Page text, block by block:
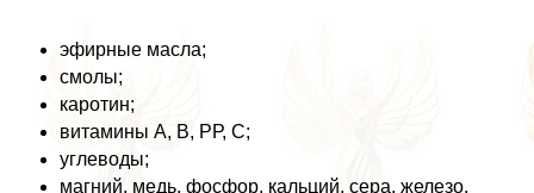
эфирные масла;
смолы;
каротин;
витамины А, В, РР, C;
углеводы;
магний, медь, фосфор, кальций, сера, железо.